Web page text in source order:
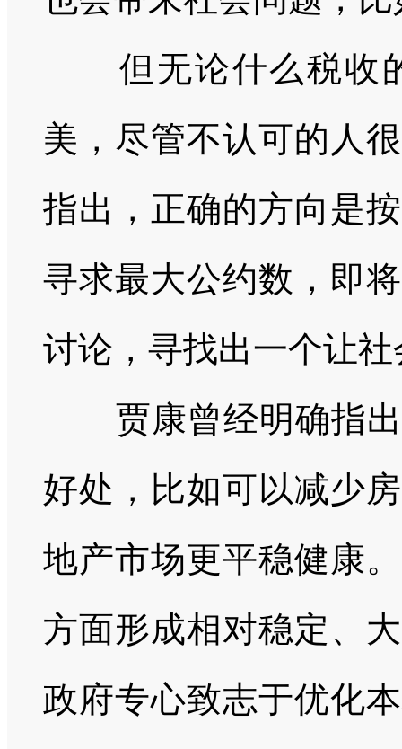
但无论什么税收
美，尽管不认可的人
指出，正确的方向是
寻求最大公约数，即
讨论，寻找出一个让
贾康曾经明确指
好处，比如可以减少
地产市场更平稳健康
方面形成相对稳定、
政府专心致志于优化